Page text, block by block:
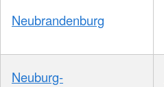
Neubrandenburg
Neuburg-